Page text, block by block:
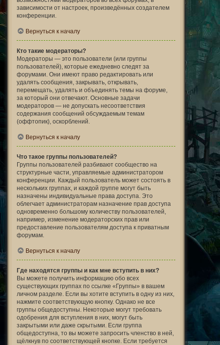
зависимости от настроек, произведённых создателем
конференции.
Вернуться к началу
Кто такие модераторы?
Модераторы — это пользователи (или группы
пользователей), которые ежедневно следят за
форумами. Они имеют право редактировать или
удалять сообщения, закрывать, открывать,
перемещать, удалять и объединять темы на форуме,
за который они отвечают. Основные задачи
модераторов — не допускать несоответствия
содержания сообщений обсуждаемым темам
(оффтопик), оскорблений.
Вернуться к началу
Что такое группы пользователей?
Группы пользователей разбивают сообщество на
структурные части, управляемые администратором
конференции. Каждый пользователь может состоять в
нескольких группах, и каждой группе могут быть
назначены индивидуальные права доступа. Это
облегчает администраторам назначение прав доступа
одновременно большому количеству пользователей,
например, изменение модераторских прав или
предоставление пользователям доступа к приватным
форумам.
Вернуться к началу
Где находятся группы и как мне вступить в них?
Вы можете получить информацию обо всех
существующих группах по ссылке «Группы» в вашем
личном разделе. Если вы хотите вступить в одну из них,
нажмите соответствующую кнопку. Однако не все
группы общедоступны. Некоторые могут требовать
одобрения для вступления в них, могут быть
закрытыми или даже скрытыми. Если группа
общедоступна, то вы можете запросить членство в ней,
щёлкнув по соответствующей кнопке. Если требуется